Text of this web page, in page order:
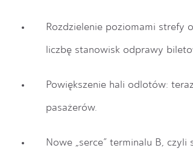
Rozdzielenie poziomami strefy
liczbę stanowisk odprawy
Powiększenie hali odlotów:
pasażerów.
Nowe „serce” terminalu B, czyli